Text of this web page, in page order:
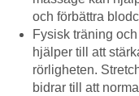
och förbättra
Fysisk träning
hjälper till att
rörligheten.
bidrar till att